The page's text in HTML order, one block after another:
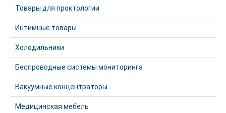
Товары для проктологии
Интимные товары
Холодильники
Беспроводные системы мониторинга
Вакуумные концентраторы
Медицинская мебель